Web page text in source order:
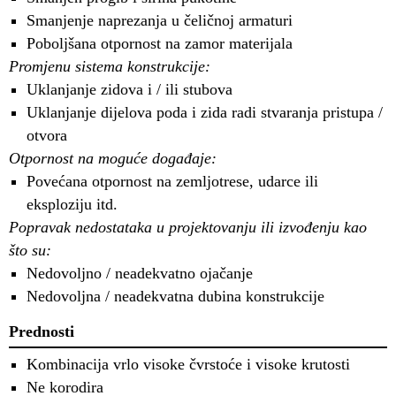
Smanjenje naprezanja u čeličnoj armaturi
Poboljšana otpornost na zamor materijala
Promjenu sistema konstrukcije:
Uklanjanje zidova i / ili stubova
Uklanjanje dijelova poda i zida radi stvaranja pristupa /
otvora
Otpornost na moguće događaje:
Povećana otpornost na zemljotrese, udarce ili
eksploziju itd.
Popravak nedostataka u projektovanju ili izvođenju kao
što su:
Nedovoljno / neadekvatno ojačanje
Nedovoljna / neadekvatna dubina konstrukcije
Prednosti
Kombinacija vrlo visoke čvrstoće i visoke krutosti
Ne korodira